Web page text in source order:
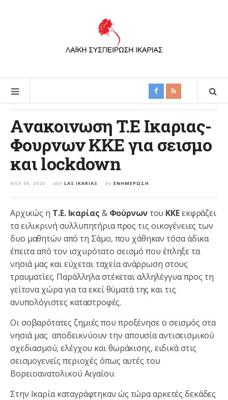
Aνακοινωση T.E Iκαριας-
Φουρνων ΚΚΕ για σεισμο
και lockdown
ΝΟΈ 08, 2020 από LAS IKARIAS σε ΕΝΗΜΈΡΩΣΗ
Αρχικώς η Τ.Ε. Ικαρίας & Φούρνωντου ΚΚΕεκφράζει
τα ειλικρινή συλλυπητήρια προς τις οικογένειες των
δυο μαθητών από τη Σάμο, που χάθηκαν τόσα άδικα
έπειτα από τον ισχυρότατο σεισμό που έπληξε τα
νησιά μας και εύχεται ταχεία ανάρρωση στους
τραυματίες. Παράλληλα στέκεται αλληλέγγυα προς τη
γείτονα χώρα για τα εκεί θύματά της και τις
ανυπολόγιστες καταστροφές.
Οι σοβαρότατες ζημιές που προξένησε ο σεισμός στα
νησιά μας αποδεικνύουν την απουσία αντισεισμικού
σχεδιασμού, ελέγχου και θωράκισης, ειδικά στις
σεισμογενείς περιοχές όπως αυτές του
Βορειοανατολικού Αιγαίου.
Στην Ικαρία καταγράφτηκαν ώς τώρα αρκετές δεκάδες